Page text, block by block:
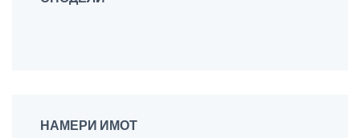
НАМЕРИ ИМОТ